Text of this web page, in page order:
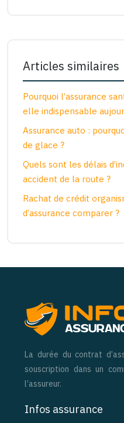
Articles similaires
Pourquoi l’assurance
elle indispensable
Assurance auto :
de glace ?
Quels sont les délais
accident de la route ?
Rachat de crédit
d’assurance comparer ?
La durée du contrat
souscription dans un
l’assureur.
Infos assurance